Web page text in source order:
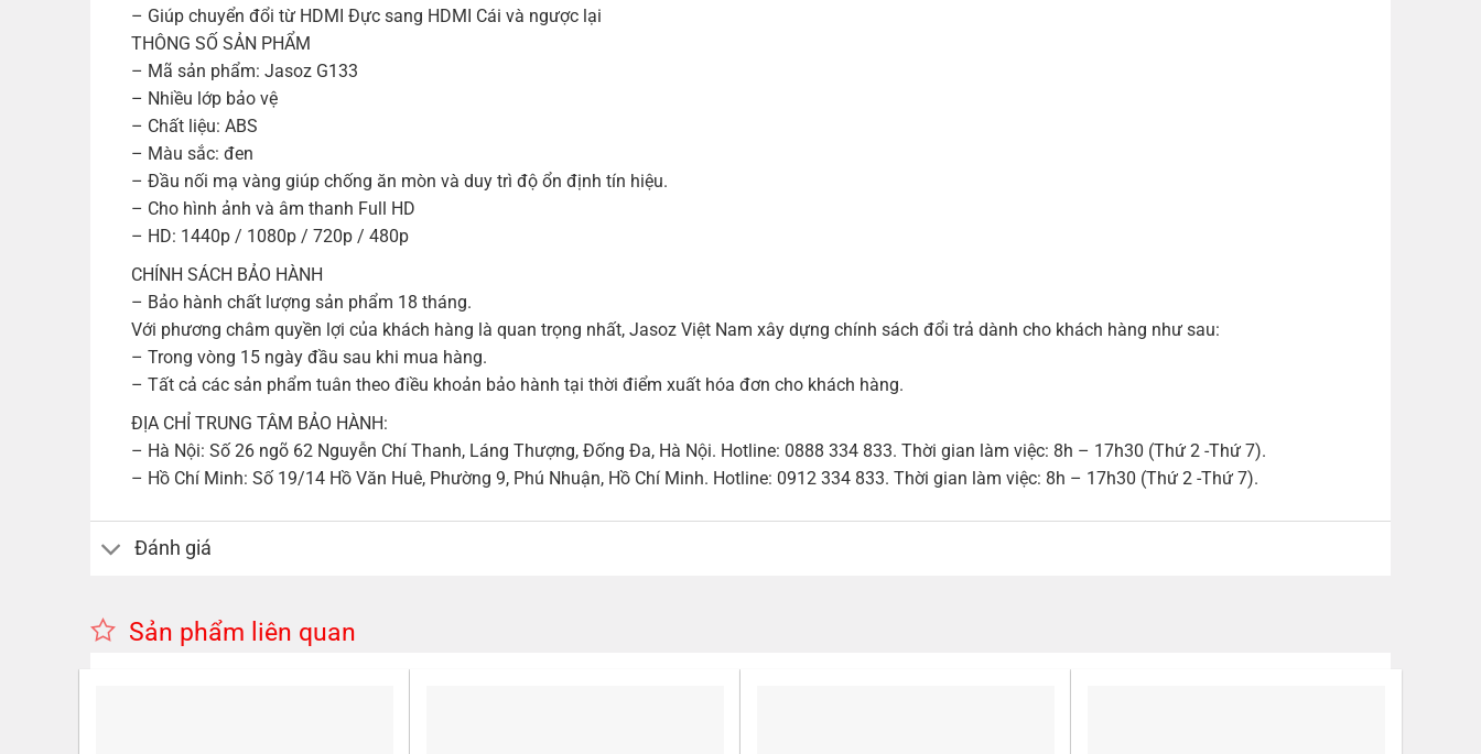
– Giúp chuyển đổi từ HDMI Đực sang HDMI Cái và ngược lại
THÔNG SỐ SẢN PHẨM
– Mã sản phẩm: Jasoz G133
– Nhiều lớp bảo vệ
– Chất liệu: ABS
– Màu sắc: đen
– Đầu nối mạ vàng giúp chống ăn mòn và duy trì độ ổn định tín hiệu.
– Cho hình ảnh và âm thanh Full HD
– HD: 1440p / 1080p / 720p / 480p
CHÍNH SÁCH BẢO HÀNH
– Bảo hành chất lượng sản phẩm 18 tháng.
Với phương châm quyền lợi của khách hàng là quan trọng nhất, Jasoz Việt Nam xây dựng chính sách đổi trả dành cho khách hàng như sau:
– Trong vòng 15 ngày đầu sau khi mua hàng.
– Tất cả các sản phẩm tuân theo điều khoản bảo hành tại thời điểm xuất hóa đơn cho khách hàng.
ĐỊA CHỈ TRUNG TÂM BẢO HÀNH:
– Hà Nội: Số 26 ngõ 62 Nguyễn Chí Thanh, Láng Thượng, Đống Đa, Hà Nội. Hotline: 0888 334 833. Thời gian làm việc: 8h – 17h30 (Thứ 2 -Thứ 7).
– Hồ Chí Minh: Số 19/14 Hồ Văn Huê, Phường 9, Phú Nhuận, Hồ Chí Minh. Hotline: 0912 334 833. Thời gian làm việc: 8h – 17h30 (Thứ 2 -Thứ 7).
Đánh giá
Sản phẩm liên quan